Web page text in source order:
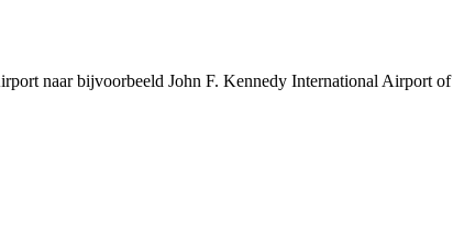
naar bijvoorbeeld John F. Kennedy International Airport of